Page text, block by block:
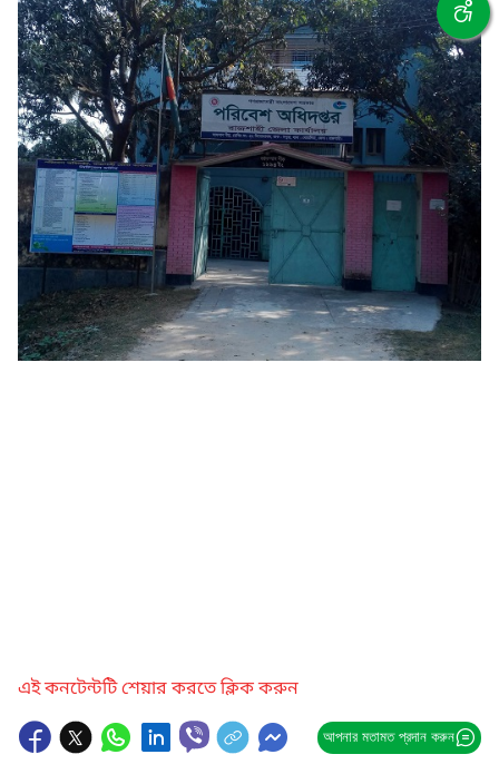
এই কনটেন্টটি শেয়ার করতে ক্লিক করুন
আপনার মতামত প্রদান করুন